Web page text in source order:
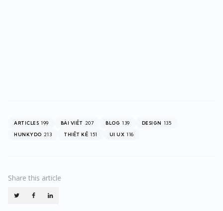
ARTICLES 199 BÀI VIẾT 207 BLOG 139 DESIGN 135
HUNKYDO 213 THIẾT KẾ 151 UI UX 116
Share this article